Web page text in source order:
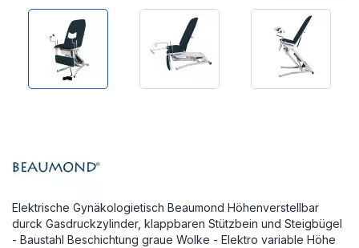
Elektrische Gynäkologietisch Beaumond Höhenverstellbar
durck Gasdruckzylinder, klappbaren Stützbein und Steigbügel
- Baustahl Beschichtung graue Wolke - Elektro variable Höhe